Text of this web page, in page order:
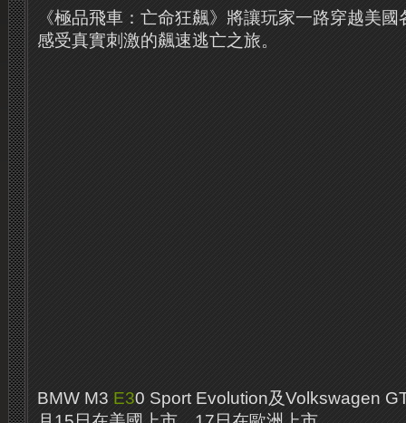
《極品飛車：亡命狂飆》將讓玩家一路穿越美
感受真實刺激的飆速逃亡之旅。
BMW M3 E30 Sport Evolution及Volkswagen